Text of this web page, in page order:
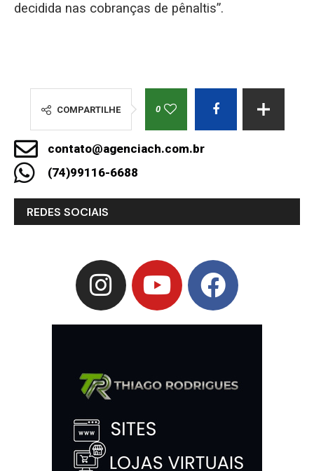
decidida nas cobranças de pênaltis”.
COMPARTILHE 0
contato@agenciach.com.br
(74)99116-6688
REDES SOCIAIS